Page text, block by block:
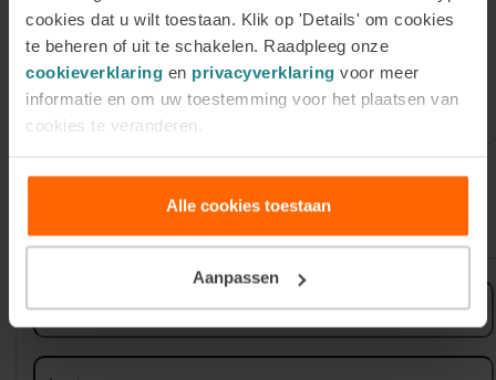
cookies dat u wilt toestaan. Klik op 'Details' om cookies
te beheren of uit te schakelen. Raadpleeg onze
cookieverklaring en privacyverklaring voor meer
informatie en om uw toestemming voor het plaatsen van
cookies te veranderen.
Alle cookies toestaan
Aanpassen
30 July 2026
Register for our Online
Information Session on Tuesday 1
September
Sign up for our newsletter
Last